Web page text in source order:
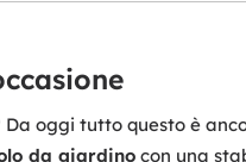
oggi tutto questo è
da giardino con una